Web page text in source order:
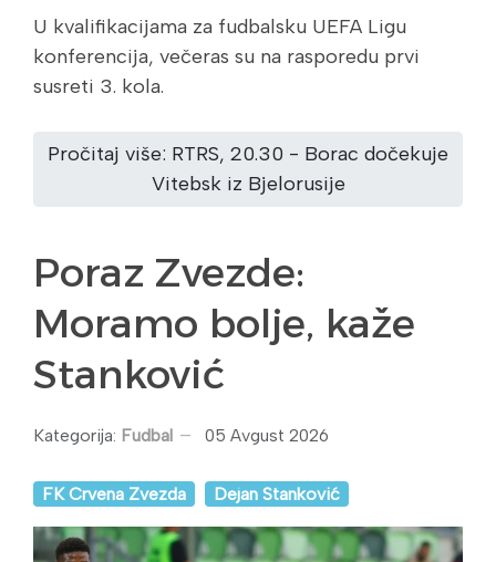
U kvalifikacijama za fudbalsku UEFA Ligu
konferencija, večeras su na rasporedu prvi
susreti 3. kola.
Pročitaj više: RTRS, 20.30 - Borac dočekuje
Vitebsk iz Bjelorusije
Poraz Zvezde:
Moramo bolje, kaže
Stanković
Kategorija: Fudbal 05 Avgust 2026
FK Crvena Zvezda Dejan Stanković